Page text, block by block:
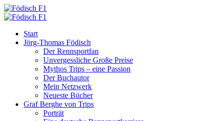
Start
Jörg-Thomas Födisch
Der Rennsportfan
Unvergessliche Große Preise
Mythos Trips – eine Passion
Der Buchautor
Mein Netzwerk
Neueste Bücher
Graf Berghe von Trips
Porträt